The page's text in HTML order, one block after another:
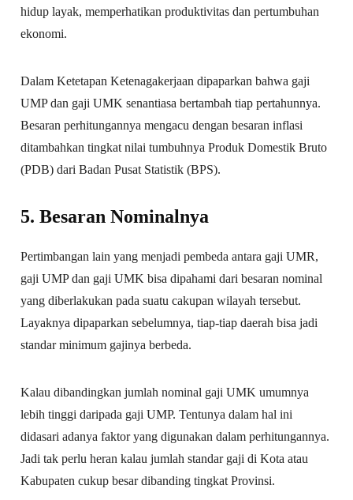
hidup layak, memperhatikan produktivitas dan pertumbuhan
ekonomi.
Dalam Ketetapan Ketenagakerjaan dipaparkan bahwa gaji
UMP dan gaji UMK senantiasa bertambah tiap pertahunnya.
Besaran perhitungannya mengacu dengan besaran inflasi
ditambahkan tingkat nilai tumbuhnya Produk Domestik Bruto
(PDB) dari Badan Pusat Statistik (BPS).
5. Besaran Nominalnya
Pertimbangan lain yang menjadi pembeda antara gaji UMR,
gaji UMP dan gaji UMK bisa dipahami dari besaran nominal
yang diberlakukan pada suatu cakupan wilayah tersebut.
Layaknya dipaparkan sebelumnya, tiap-tiap daerah bisa jadi
standar minimum gajinya berbeda.
Kalau dibandingkan jumlah nominal gaji UMK umumnya
lebih tinggi daripada gaji UMP. Tentunya dalam hal ini
didasari adanya faktor yang digunakan dalam perhitungannya.
Jadi tak perlu heran kalau jumlah standar gaji di Kota atau
Kabupaten cukup besar dibanding tingkat Provinsi.